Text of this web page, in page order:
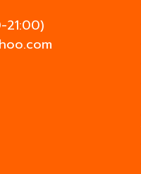
21:00)